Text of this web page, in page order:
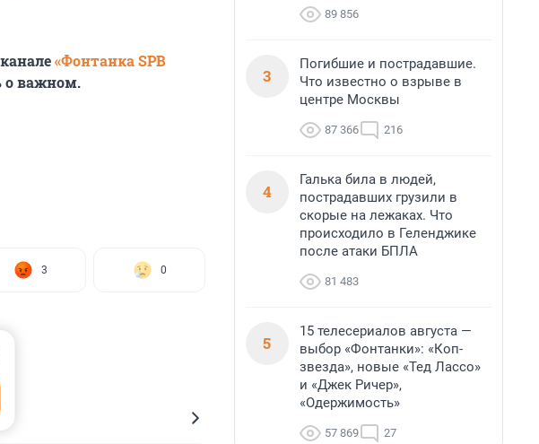
«Фонтанка SPB
о важном.
3 0
89 856
3
Погибшие и пострадавшие.
Что известно о взрыве в
центре Москвы
87 366 216
4
Галька била в людей,
пострадавших грузили в
скорые на лежаках. Что
происходило в Геленджике
после атаки БПЛА
81 483
5
15 телесериалов августа —
выбор «Фонтанки»: «Коп-
звезда», новые «Тед Лассо»
и «Джек Ричер»,
«Одержимость»
57 869 27